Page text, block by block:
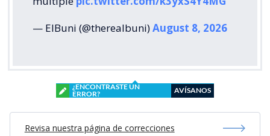
— ElBuni (@therealbuni)August 8, 2026
¿ENCONTRASTE UN
ERROR?
AVÍSANOS
Revisa nuestra página de correcciones